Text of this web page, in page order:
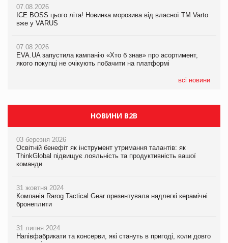
07.08.2026
ICE BOSS цього літа! Новинка морозива від власної ТМ Varto
вже у VARUS
07.08.2026
EVA.UA запустила кампанію «Хто б знав» про асортимент,
якого покупці не очікують побачити на платформі
всі новини
07.08.2026
ICE BOSS цього літа! Новинка морозива від власної ТМ Varto
вже у VARUS
07.08.2026
EVA.UA запустила кампанію «Хто б знав» про асортимент,
якого покупці не очікують побачити на платформі
Продажі Hugo Boss впали на 9%
НОВИНИ B2B
03 березня 2026
Освітній бенефіт як інструмент утримання талантів: як
ThinkGlobal підвищує лояльність та продуктивність вашої
команди
31 жовтня 2024
Компанія Rarog Tactical Gear презентувала надлегкі керамічні
бронеплити
31 липня 2024
Напівфабрикати та консерви, які стануть в пригоді, коли довго